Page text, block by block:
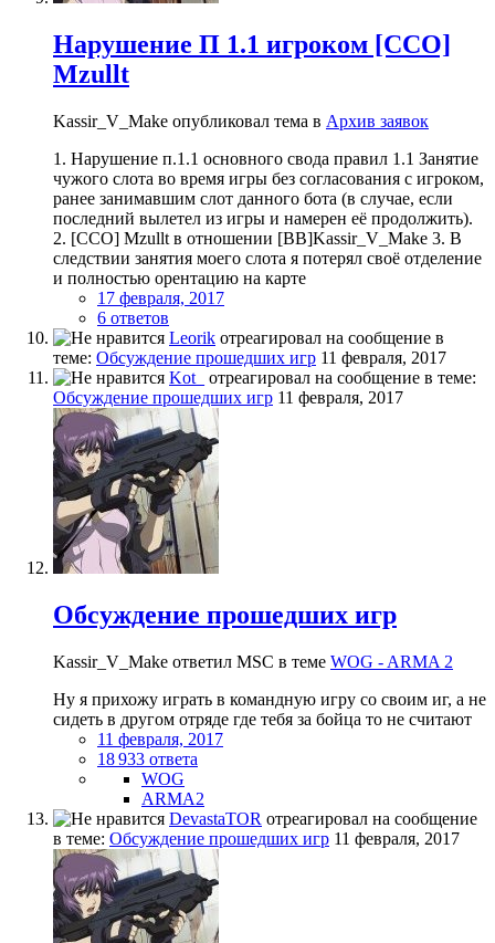
Нарушение П 1.1 игроком [CCO]
Mzullt
Kassir_V_Make опубликовал тема в Архив заявок
1. Нарушение п.1.1 основного свода правил 1.1 Занятие
чужого слота во время игры без согласования с игроком,
ранее занимавшим слот данного бота (в случае, если
последний вылетел из игры и намерен её продолжить).
2. [CCO] Mzullt в отношении [BB]Kassir_V_Make 3. В
следствии занятия моего слота я потерял своё отделение
и полностью орентацию на карте
17 февраля, 2017
6 ответов
Leorik отреагировал на сообщение в
теме: Обсуждение прошедших игр 11 февраля, 2017
Kot_
отреагировал на сообщение в теме:
Обсуждение прошедших игр 11 февраля, 2017
Обсуждение прошедших игр
Kassir_V_Make ответил MSC в теме WOG - ARMA 2
Ну я прихожу играть в командную игру со своим иг, а не
сидеть в другом отряде где тебя за бойца то не считают
11 февраля, 2017
18 933 ответа
WOG
ARMA2
DevastaTOR отреагировал на сообщение
в теме: Обсуждение прошедших игр 11 февраля, 2017